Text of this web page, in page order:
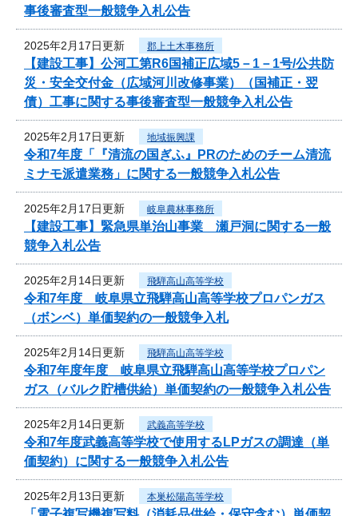
事後審査型一般競争入札公告
2025年2月17日更新 郡上土木事務所
【建設工事】公河工第R6国補正広域5－1－1号/公共防
災・安全交付金（広域河川改修事業）（国補正・翌
債）工事に関する事後審査型一般競争入札公告
2025年2月17日更新 地域振興課
令和7年度「『清流の国ぎふ』PRのためのチーム清流
ミナモ派遣業務」に関する一般競争入札公告
2025年2月17日更新 岐阜農林事務所
【建設工事】緊急県単治山事業 瀬戸洞に関する一般
競争入札公告
2025年2月14日更新 飛騨高山高等学校
令和7年度 岐阜県立飛騨高山高等学校プロパンガス
（ボンベ）単価契約の一般競争入札
2025年2月14日更新 飛騨高山高等学校
令和7年度年度 岐阜県立飛騨高山高等学校プロパン
ガス（バルク貯槽供給）単価契約の一般競争入札公告
2025年2月14日更新 武義高等学校
令和7年度武義高等学校で使用するLPガスの調達（単
価契約）に関する一般競争入札公告
2025年2月13日更新 本巣松陽高等学校